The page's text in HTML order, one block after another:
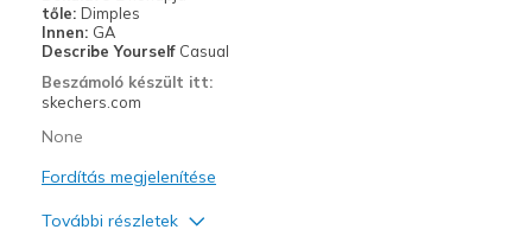
Casual Wear
Width
Feels true to width
Sizing
View On Shoes
tőle: Dimples
Innen: GA
Describe Yourself Casual
Beszámoló készült itt:
skechers.com
None
Fordítás megjelenítése
További részletek